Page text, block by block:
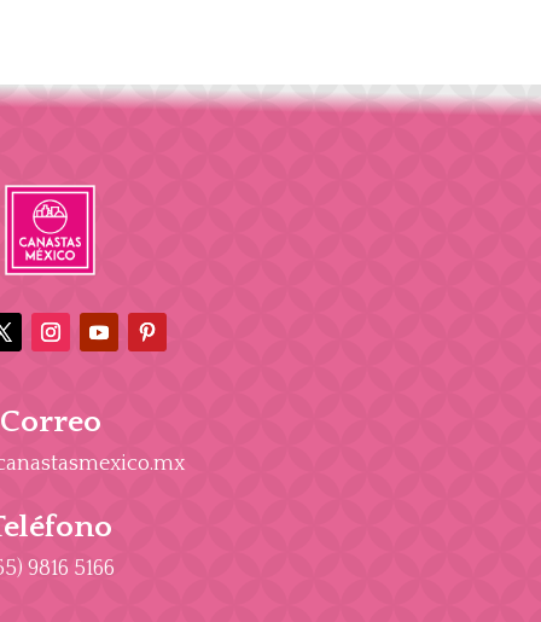
Correo
9816 5166